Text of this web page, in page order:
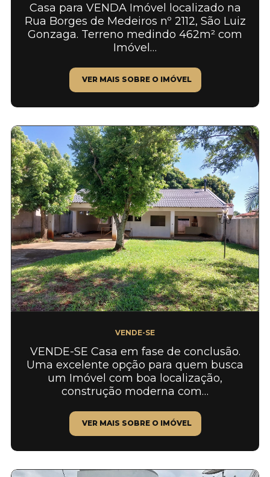
Casa para VENDA Imóvel localizado na
Rua Borges de Medeiros nº 2112, São Luiz
Gonzaga. Terreno medindo 462m² com
Imóvel…
VER MAIS SOBRE O IMÓVEL
VENDE-SE
VENDE-SE Casa em fase de conclusão.
Uma excelente opção para quem busca
um Imóvel com boa localização,
construção moderna com…
VER MAIS SOBRE O IMÓVEL